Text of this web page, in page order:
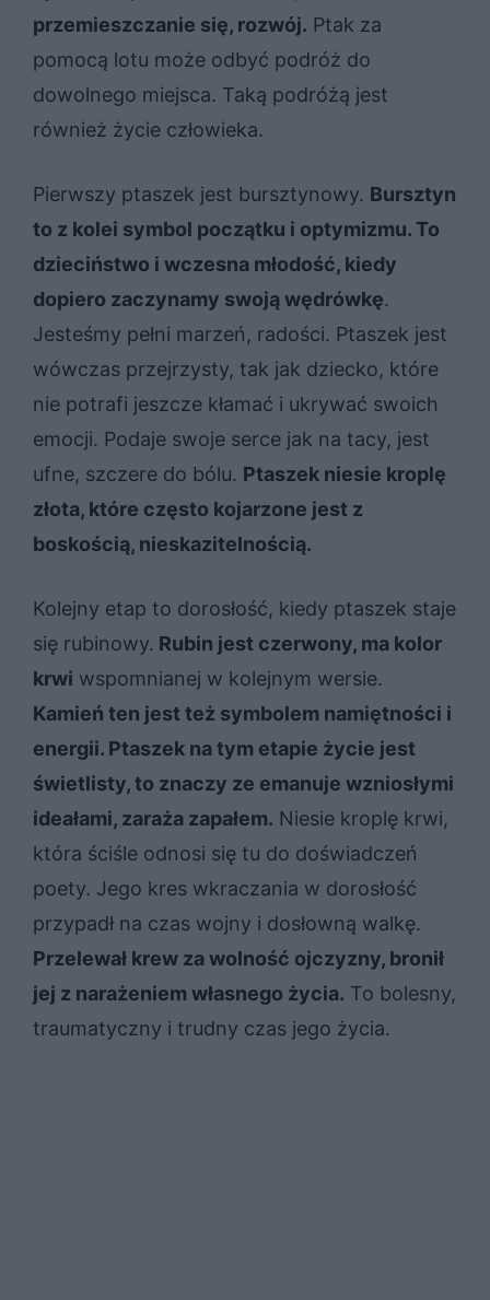
przemieszczanie się, rozwój. Ptak za
pomocą lotu może odbyć podróż do
dowolnego miejsca. Taką podróżą jest
również życie człowieka.
Pierwszy ptaszek jest bursztynowy. Bursztyn
to z kolei symbol początku i optymizmu. To
dzieciństwo i wczesna młodość, kiedy
dopiero zaczynamy swoją wędrówkę.
Jesteśmy pełni marzeń, radości. Ptaszek jest
wówczas przejrzysty, tak jak dziecko, które
nie potrafi jeszcze kłamać i ukrywać swoich
emocji. Podaje swoje serce jak na tacy, jest
ufne, szczere do bólu. Ptaszek niesie kroplę
złota, które często kojarzone jest z
boskością, nieskazitelnością.
Kolejny etap to dorosłość, kiedy ptaszek staje
się rubinowy. Rubin jest czerwony, ma kolor
krwi wspomnianej w kolejnym wersie.
Kamień ten jest też symbolem namiętności i
energii. Ptaszek na tym etapie życie jest
świetlisty, to znaczy ze emanuje wzniosłymi
ideałami, zaraża zapałem. Niesie kroplę krwi,
która ściśle odnosi się tu do doświadczeń
poety. Jego kres wkraczania w dorosłość
przypadł na czas wojny i dosłowną walkę.
Przelewał krew za wolność ojczyzny, bronił
jej z narażeniem własnego życia. To bolesny,
traumatyczny i trudny czas jego życia.